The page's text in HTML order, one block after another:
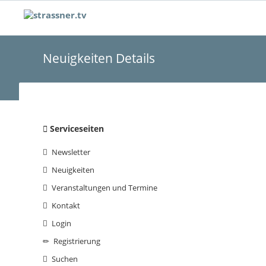
Neuigkeiten Details
Navigation
Serviceseiten
Newsletter
Neuigkeiten
Veranstaltungen und Termine
Kontakt
Login
Registrierung
Suchen